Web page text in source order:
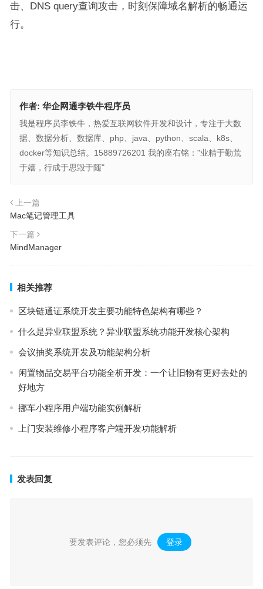
击、DNS query查询攻击，时刻保障域名解析的畅通运
行。
作者: 华企网通李铁牛程序员
我是程序员李铁牛，热爱互联网软件开发和设计，专注于大数
据、数据分析、数据库、php、java、python、scala、k8s、
docker等知识总结。15889726201 我的座右铭："业精于勤荒
于嬉，行成于思毁于随"
上一篇
Mac笔记管理工具
下一篇
MindManager
相关推荐
区块链通证系统开发主要功能特色架构有哪些？
什么是异业联盟系统？异业联盟系统功能开发核心架构
会议抽奖系统开发及功能架构分析
闲置物品交易平台功能全析开发：一个让旧物有更好去处的
好地方
挪⻋⼩程序用户端功能实例解析
上门安装维修小程序客户端开发功能解析
发表回复
要发表评论，您必须先 登录 。